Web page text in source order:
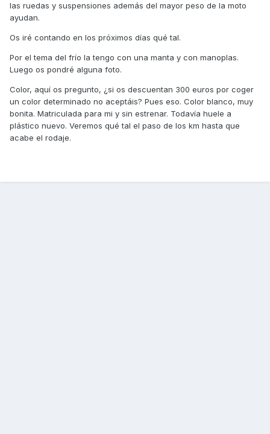
las ruedas y suspensiones además del mayor peso de la moto
ayudan.
Os iré contando en los próximos días qué tal.
Por el tema del frío la tengo con una manta y con manoplas.
Luego os pondré alguna foto.
Color, aquí os pregunto, ¿si os descuentan 300 euros por coger
un color determinado no aceptáis? Pues eso. Color blanco, muy
bonita. Matriculada para mi y sin estrenar. Todavía huele a
plástico nuevo. Veremos qué tal el paso de los km hasta que
acabe el rodaje.